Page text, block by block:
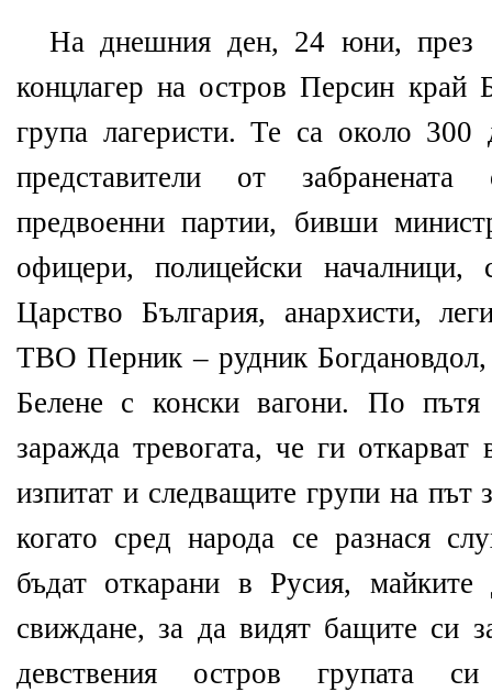
На днешния ден, 24 юни, през
концлагер на остров Персин край
група лагеристи. Те са около
представители от
предвоенни партии, бивши
офицери, полицейски
Царство България, анархисти,
ТВО Перник – рудник Богдановдол,
Белене с конски вагони. По пътя
заражда тревогата, че ги
изпитат и следващите групи на път
когато сред народа се разнася
бъдат откарани в Русия,
свиждане, за да видят бащите си
девствения остров групата